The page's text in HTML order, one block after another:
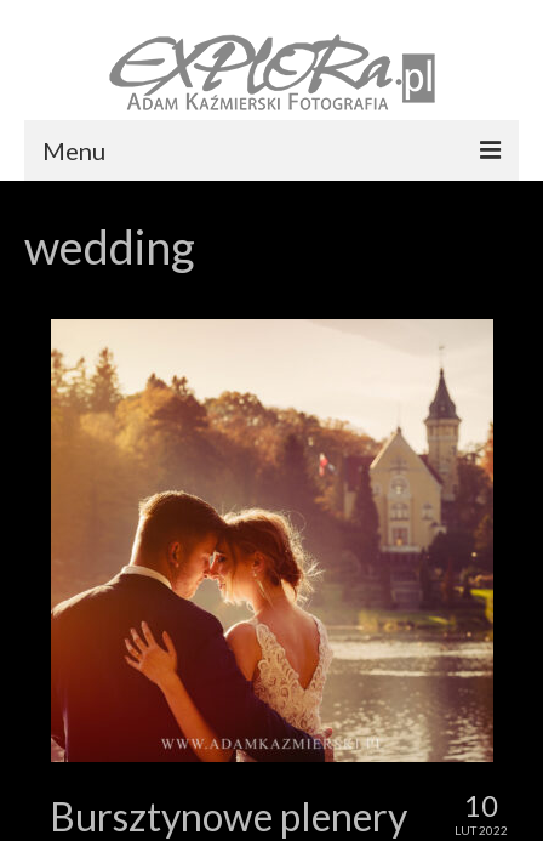
Menu
Reportaż ślubny
Usługi
Portfolio
Blog
Kontakt
wedding
10
LUT 2022
Bursztynowe plenery